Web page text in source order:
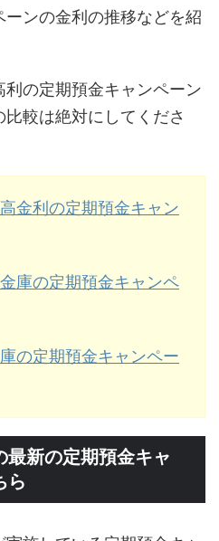
ンの金利の推移などを紹
の定期預金キャンペーン
較は絶対にしてくださ
金利の定期預金キャン
庫の定期預金キャンペ
の定期預金キャンペー
最新の定期預金キャ
ら